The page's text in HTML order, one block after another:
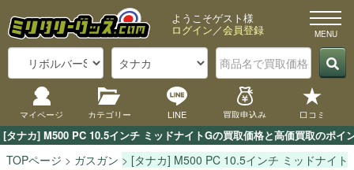
[タナカ] M500 PC 10.5インチ ミッドナイトGの買取価格と高価買取のポ
ようこそゲスト様
ログイン／会員登録
マイページ カテゴリー LINE 買取申込み 口コミ
TOPページ ガスガン [タナカ] M500 PC 10.5インチ ミッドナイト